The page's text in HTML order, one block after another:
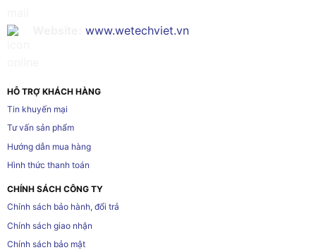
www.wetechviet.vn
HỖ TRỢ KHÁCH HÀNG
Tin khuyến mại
Tư vấn sản phẩm
Hướng dẫn mua hàng
Hình thức thanh toán
CHÍNH SÁCH CÔNG TY
Chính sách bảo hành, đổi trả
Chính sách giao nhận
Chính sách bảo mật